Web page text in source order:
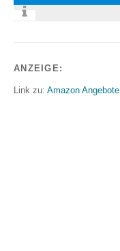
ANZEIGE:
Link zu: Amazon Angebote